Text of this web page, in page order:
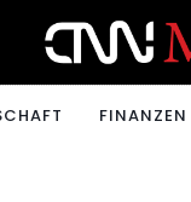
FINANZEN